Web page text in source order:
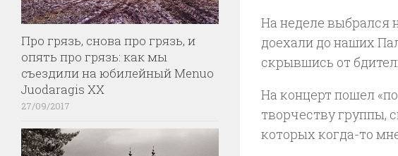
На неделе выбрался
доехали до наших
скрывшись от
На концерт пошел
творчеству группы,
которых когда-то
Про грязь, снова про грязь, и
опять про грязь: как мы
съездили на юбилейный Menuo
Juodaragis XX
27/09/2017